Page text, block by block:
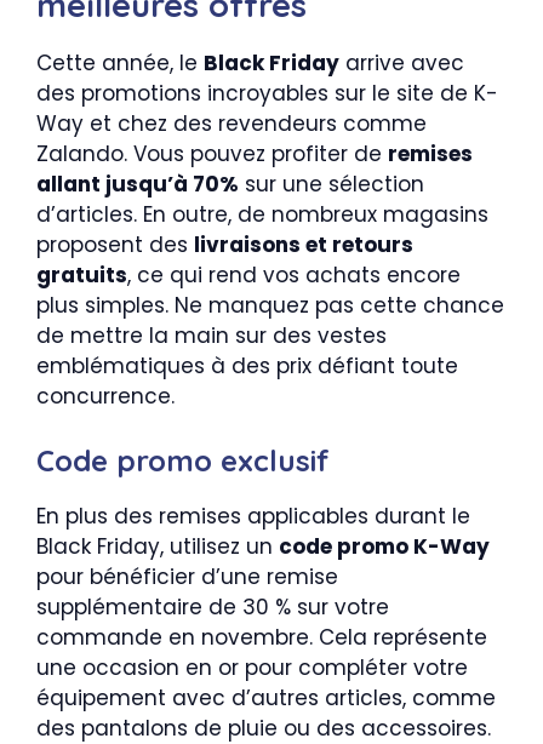
Cette année, le Black Friday arrive avec
des promotions incroyables sur le site de K-
Way et chez des revendeurs comme
Zalando. Vous pouvez profiter de remises
allant jusqu’à 70% sur une sélection
d’articles. En outre, de nombreux magasins
proposent des livraisons et retours
gratuits, ce qui rend vos achats encore
plus simples. Ne manquez pas cette chance
de mettre la main sur des vestes
emblématiques à des prix défiant toute
concurrence.
Code promo exclusif
En plus des remises applicables durant le
Black Friday, utilisez un code promo K-Way
pour bénéficier d’une remise
supplémentaire de 30 % sur votre
commande en novembre. Cela représente
une occasion en or pour compléter votre
équipement avec d’autres articles, comme
des pantalons de pluie ou des accessoires.